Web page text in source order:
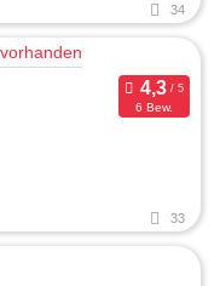
34
6 Bew.
33